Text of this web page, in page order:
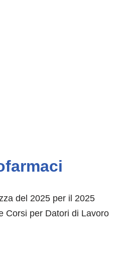
del 2025 per il 2025
Corsi per Datori di Lavoro